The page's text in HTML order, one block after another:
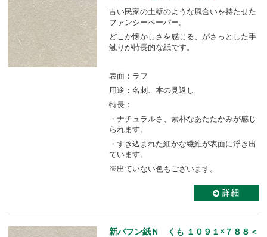
古い民家の土壁のような風合いを持たせた
ファンシーペーパー。
どこか懐かしさを感じる、がさっとした手
触りが特長的な紙です。
表面：ラフ
用途：名刺、本の見返し
特長：
・ナチュラルさ、素朴なあたたかみが感じ
られます。
・すき込まれた細かな繊維が表面に浮き出
ています。
※出ていない色もございます。
新バフン紙Ｎ くも １０９１×７８８＜